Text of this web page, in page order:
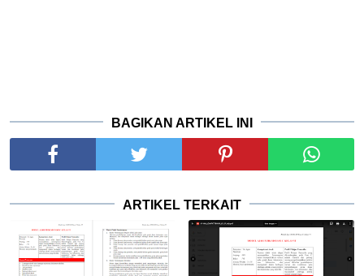
BAGIKAN ARTIKEL INI
ARTIKEL TERKAIT